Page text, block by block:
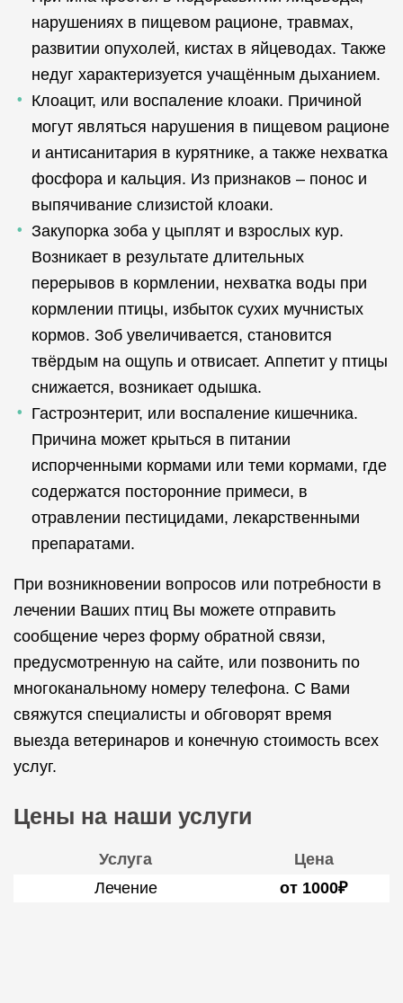
нарушениях в пищевом рационе, травмах,
развитии опухолей, кистах в яйцеводах. Также
недуг характеризуется учащённым дыханием.
Клоацит, или воспаление клоаки. Причиной
могут являться нарушения в пищевом рационе
и антисанитария в курятнике, а также нехватка
фосфора и кальция. Из признаков – понос и
выпячивание слизистой клоаки.
Закупорка зоба у цыплят и взрослых кур.
Возникает в результате длительных
перерывов в кормлении, нехватка воды при
кормлении птицы, избыток сухих мучнистых
кормов. Зоб увеличивается, становится
твёрдым на ощупь и отвисает. Аппетит у птицы
снижается, возникает одышка.
Гастроэнтерит, или воспаление кишечника.
Причина может крыться в питании
испорченными кормами или теми кормами, где
содержатся посторонние примеси, в
отравлении пестицидами, лекарственными
препаратами.
При возникновении вопросов или потребности в
лечении Ваших птиц Вы можете отправить
сообщение через форму обратной связи,
предусмотренную на сайте, или позвонить по
многоканальному номеру телефона. С Вами
свяжутся специалисты и обговорят время
выезда ветеринаров и конечную стоимость всех
услуг.
Цены на наши услуги
Услуга
Цена
Лечение
от 1000₽